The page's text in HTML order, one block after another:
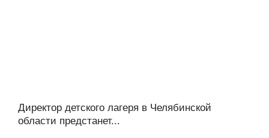
Директор детского лагеря в Челябинской
области предстанет...